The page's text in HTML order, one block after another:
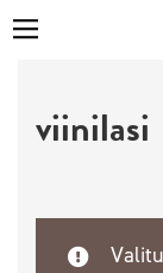
viinilasi